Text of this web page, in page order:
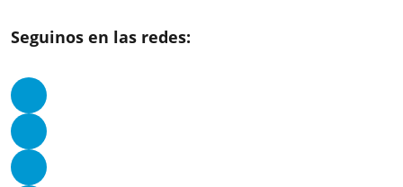
Seguinos en las redes: